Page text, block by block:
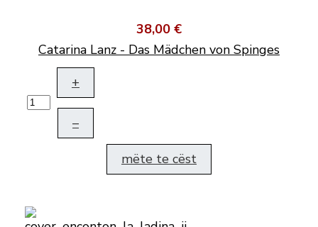
38,00 €
Catarina Lanz - Das Mädchen von Spinges
+
–
mëte te cëst